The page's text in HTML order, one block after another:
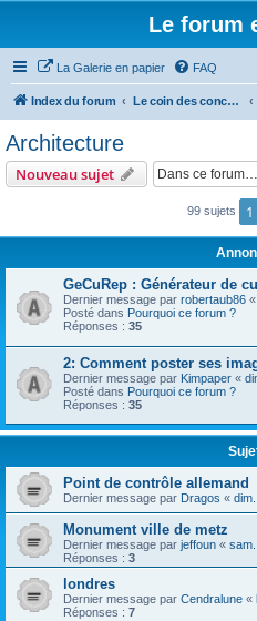
Le forum
La Galerie en papier FAQ
Index du forum Le coin des concepteurs
Architecture
Nouveau sujet
99 sujets 1
GeCuRep : Générateur de
Dernier message par robertaub86 «
Posté dans Pourquoi ce forum ?
Réponses : 35
2: Comment poster ses
Dernier message par Kimpaper «
Posté dans Pourquoi ce forum ?
Réponses : 35
Point de contrôle allemand
Dernier message par Dragos «
Monument ville de metz
Dernier message par jeffoun «
Réponses : 3
londres
Dernier message par Cendralune «
Réponses : 7